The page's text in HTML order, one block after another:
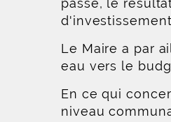
passé, le
Le Maire a par
eau vers le
En ce qui
niveau